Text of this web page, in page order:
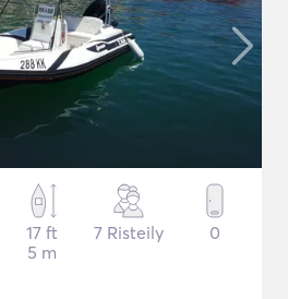
17 ft
5 m
7 Risteily 0